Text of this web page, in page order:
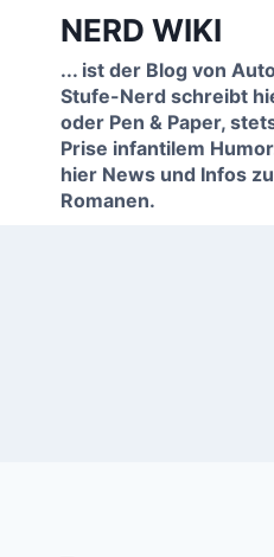
springen
NERD WIKI
... ist der Blog von
Stufe-Nerd schreibt
oder Pen & Paper,
Prise infantilem
hier News und Infos
Romanen.